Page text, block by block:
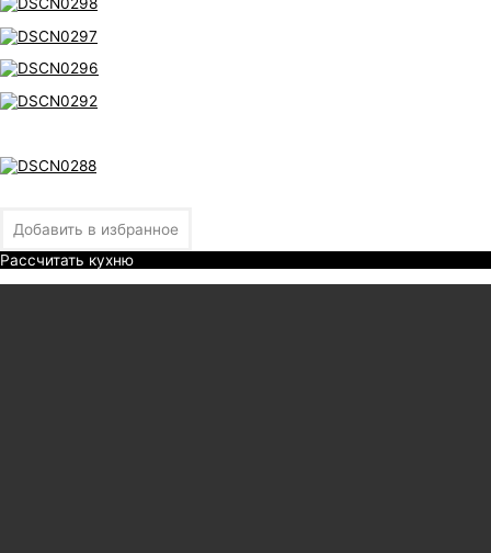
Добавить в избранное
Рассчитать кухню